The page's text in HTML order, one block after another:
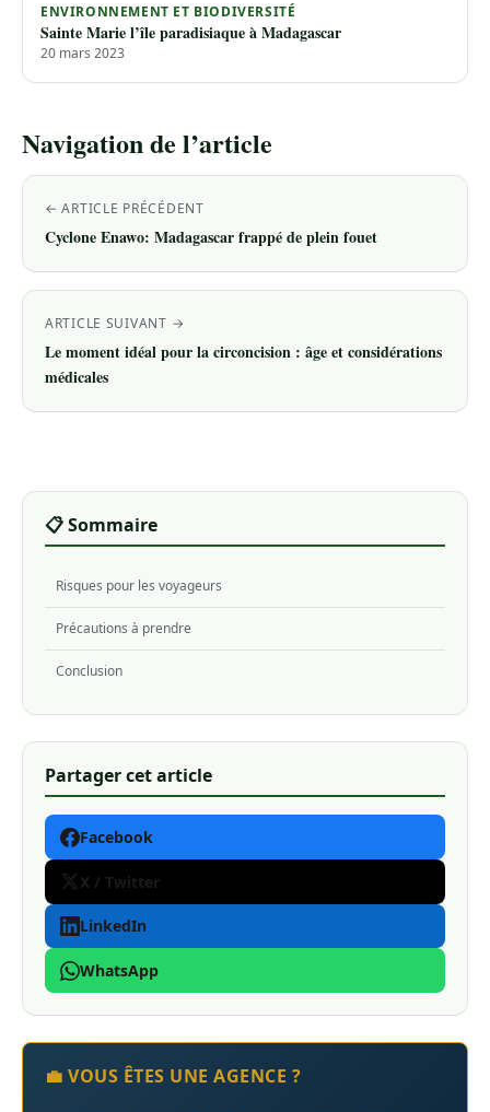
ENVIRONNEMENT ET BIODIVERSITÉ
Sainte Marie l’île paradisiaque à Madagascar
20 mars 2023
Navigation de l’article
← ARTICLE PRÉCÉDENT
Cyclone Enawo: Madagascar frappé de plein fouet
ARTICLE SUIVANT →
Le moment idéal pour la circoncision : âge et considérations
médicales
📋 Sommaire
Risques pour les voyageurs
Précautions à prendre
Conclusion
Partager cet article
Facebook
X / Twitter
LinkedIn
WhatsApp
💼 VOUS ÊTES UNE AGENCE ?